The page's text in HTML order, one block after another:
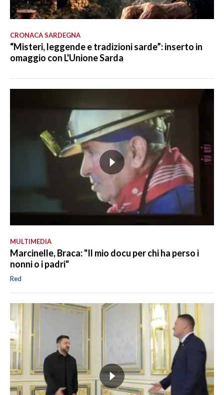
CRONACA SARDEGNA
“Misteri, leggende e tradizioni sarde”: inserto in
omaggio con L'Unione Sarda
MULTIMEDIA
Marcinelle, Braca: "Il mio docu per chi ha perso i
nonni o i padri"
Red